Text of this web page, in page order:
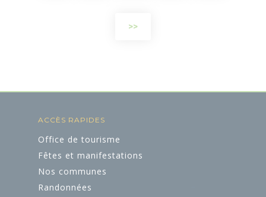
>>
ACCÈS RAPIDES
Office de tourisme
Fêtes et manifestations
Nos communes
Randonnées